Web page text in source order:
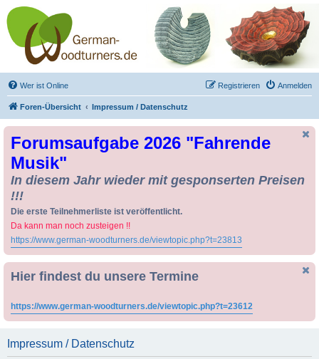
Drechseln und
Kunsthandwerk -
German-Woodturners
*Forum Sauerland*
Der Treffpunkt für Drechsler und Freunde des Kunsthandwerks
Wer ist Online Anmelden
Registrieren
Foren-Übersicht Impressum / Datenschutz
Forumsaufgabe 2026 "Fahrende
Musik"
In diesem Jahr wieder mit gesponserten Preisen
!!!
Die erste Teilnehmerliste ist veröffentlicht.
Da kann man noch zusteigen !!
https://www.german-woodturners.de/viewtopic.php?t=23813
Hier findest du unsere Termine
https://www.german-woodturners.de/viewtopic.php?t=23612
Impressum / Datenschutz